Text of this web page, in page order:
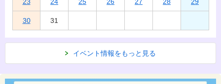
30 31
イベント情報をもっと見る